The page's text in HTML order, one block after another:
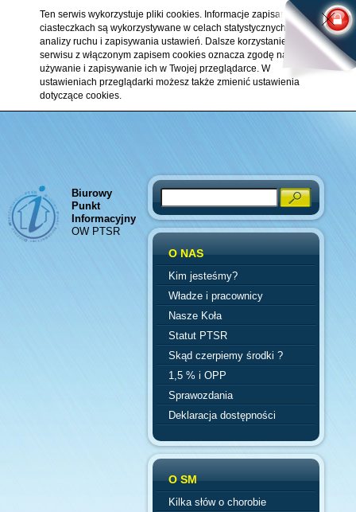
Ten serwis wykorzystuje pliki cookies. Informacje zapisane w
ciasteczkach są wykorzystywane w celach statystycznych,
analizy ruchu i zapisywania ustawień. Dalsze korzystanie z
serwisu z włączonym zapisem cookies oznacza zgodę na ich
używanie i zapisywanie ich w Twojej przeglądarce. W
ustawieniach przeglądarki możesz także zmienić ustawienia
dotyczące cookies.
Biurowy
Punkt
Informacyjny
OW PTSR
Search
O NAS
Kim jesteśmy?
Władze i pracownicy
Nasze Koła
Statut PTSR
Skąd czerpiemy środki ?
1,5 % i OPP
Sprawozdania
Deklaracja dostępności
O SM
Kilka słów o chorobie